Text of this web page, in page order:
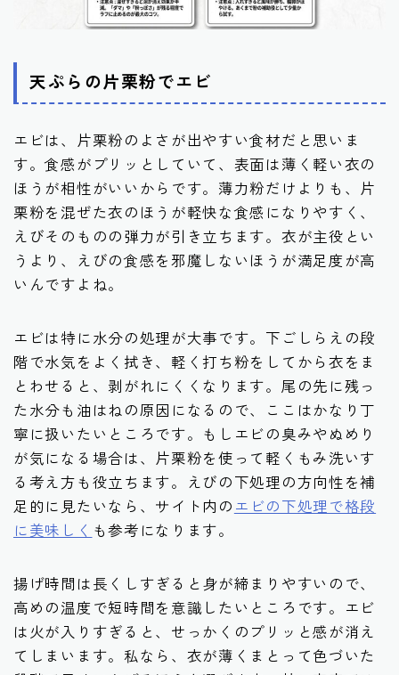
天ぷらの片栗粉でエビ
エビは、片栗粉のよさが出やすい食材だと思いま
す。食感がプリッとしていて、表面は薄く軽い衣の
ほうが相性がいいからです。薄力粉だけよりも、片
栗粉を混ぜた衣のほうが軽快な食感になりやすく、
えびそのものの弾力が引き立ちます。衣が主役とい
うより、えびの食感を邪魔しないほうが満足度が高
いんですよね。
エビは特に水分の処理が大事です。下ごしらえの段
階で水気をよく拭き、軽く打ち粉をしてから衣をま
とわせると、剥がれにくくなります。尾の先に残っ
た水分も油はねの原因になるので、ここはかなり丁
寧に扱いたいところです。もしエビの臭みやぬめり
が気になる場合は、片栗粉を使って軽くもみ洗いす
る考え方も役立ちます。えびの下処理の方向性を補
足的に見たいなら、サイト内の エビの下処理で格段
に美味しく も参考になります。
揚げ時間は長くしすぎると身が締まりやすいので、
高めの温度で短時間を意識したいところです。エビ
は火が入りすぎると、せっかくのプリッと感が消え
てしまいます。私なら、衣が薄くまとって色づいた